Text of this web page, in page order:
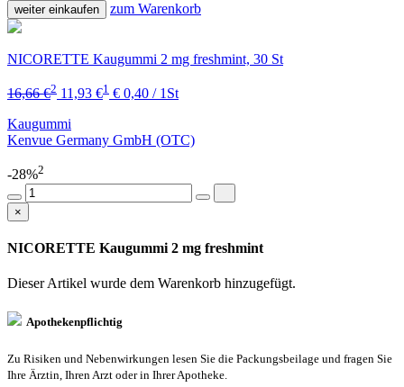
weiter einkaufen zum Warenkorb
NICORETTE Kaugummi 2 mg freshmint, 30 St
16,66 €2 11,93 €1 € 0,40 / 1St
Kaugummi
Kenvue Germany GmbH (OTC)
-28%2
×
NICORETTE Kaugummi 2 mg freshmint
Dieser Artikel wurde dem Warenkorb hinzugefügt.
Apothekenpflichtig
Zu Risiken und Nebenwirkungen lesen Sie die Packungsbeilage und fragen Sie
Ihre Ärztin, Ihren Arzt oder in Ihrer Apotheke.